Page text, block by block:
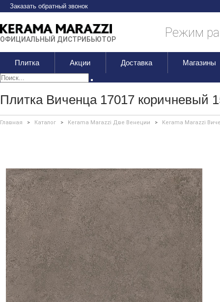
Заказать обратный звонок
ОФИЦИАЛЬНЫЙ ДИСТРИБЬЮТОР Режим
Плитка Акции Доставка Магазины
Плитка Виченца 17017 коричневый
Главная > Каталог > Kerama Marazzi Две Венеции > Kerama Marazzi